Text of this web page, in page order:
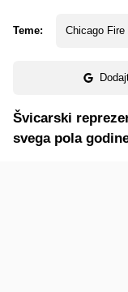
Teme: Chicago Fire
Švicarski
svega pola